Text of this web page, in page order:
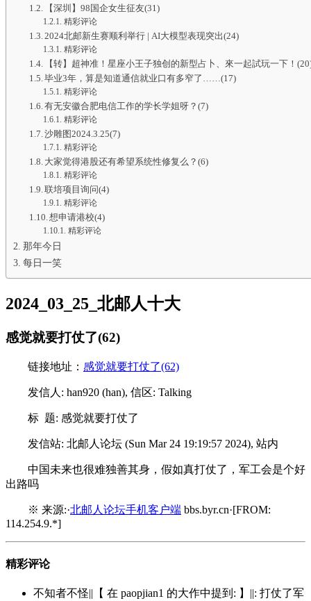
【深圳】98国企女生征友(31)
精彩评论
2024北邮新生赛顺利举行 | AI大模型表现突出(24)
精彩评论
【转】超神准！星座小王子独创的新型占卜、來一起試玩一下！
毕业3年，算是知道通信就业口有多窄了……(17)
精彩评论
有无安徽合肥电信工作的学长学姐呀？(7)
精彩评论
沙雕图2024.3.25(7)
精彩评论
大家觉得港股还有希望系统性修复么？(6)
精彩评论
联培项目询问(4)
精彩评论
想申请港校(4)
精彩评论
那年今日
每日一笑
2024_03_25_北邮人十大
感觉就要打仗了(62)
链接地址： 感觉就要打仗了(62)
发信人: han920 (han), 信区: Talking
标 题: 感觉就要打仗了
发信站: 北邮人论坛 (Sun Mar 24 19:19:57 2024), 站内
中国未来也很难独善其身，假如真打仗了，军工会是个好
出路吗
※ 来源:·北邮人论坛手机客户端 bbs.byr.cn·[FROM:
114.254.9.*]
精彩评论
不知者不怪||【 在 paopjian1 的大作中提到: 】||: 打仗了军